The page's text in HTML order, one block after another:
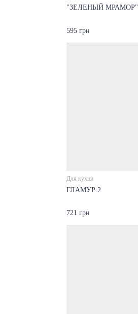
"ЗЕЛЕНЫЙ МРАМОР"
595 грн
Для кухни
ГЛАМУР 2
721 грн